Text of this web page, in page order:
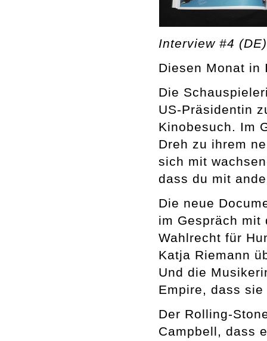
Interview #4
Diesen Monat in
Die
US-Präsidentin
Kinobesuch. Im
Dreh zu ihrem
sich mit
dass du mit
Die neue
im Gespräch mit
Wahlrecht für
Katja Riemann
Und die
Empire, dass
Der Rolling-
Campbell, dass